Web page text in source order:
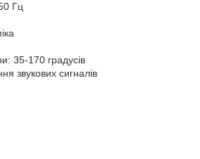
Гц
35-170 градусів
звукових сигналів